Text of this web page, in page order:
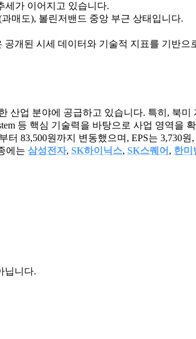
세가 이어지고 있습니다.
매도), 볼린저밴드 중앙 부근 상태입니다.
개된 시세 데이터와 기술적 지표를 기반으
업 분야에 공급하고 있습니다. 특히, 북미
등 핵심 기술력을 바탕으로 사업 영역
83,500원까지 변동했으며, EPS는 3,730
에는 삼성전자, SK하이닉스, SK스퀘어 , 한미
닙니다.